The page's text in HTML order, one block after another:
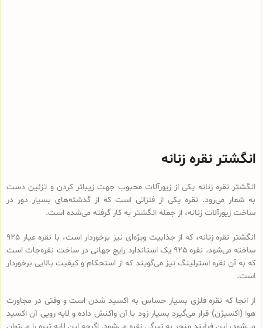
انگشتر نقره زنانه
انگشتر نقره زنانه یکی از زیورآلات محبوب جهت زیباتر کردن و تزئین دست
به شمار می‌رود. نقره یکی از فلزاتی است که از گذشته‌های بسیار دور در
ساخت زیورآلات زنانه، از جمله انگشتر به کار گرفته می‌شده است.
انگشتر نقره زنانه، که از جذابیت ویژه‌ای نیز برخوردار است، با نقره عیار 925
ساخته می‌شود. نقره 925 یک استاندارد رایج جهانی در ساخت نقره‌جات است
که به آن نقره استرلینگ نیز می‌گویند که از استحکام و کیفیت بالایی برخوردار
است.
از انجا که نقره فلزی بسیار حساس به اکسید شدن است و وقتی در مجاورت
هوا (اکسیژن) قرار می‌گیرد بسیار زود با آن واکنش داده و لایه رویی آن اکسید